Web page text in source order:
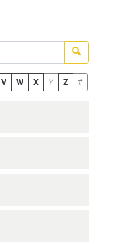
V W X Y Z #